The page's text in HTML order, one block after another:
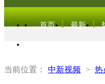
首页 最新
当前位置： 中新视频 > 热